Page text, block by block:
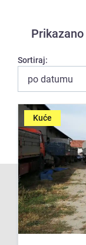
Sortiraj:
po datumu
Kuće